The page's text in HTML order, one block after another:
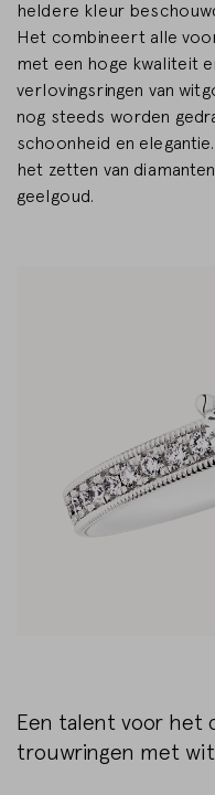
heldere kleur
Het combineert alle
met een hoge kwaliteit
verlovingsringen van
nog steeds worden
schoonheid en
het zetten van
geelgoud.
Een talent voor het
trouwringen met